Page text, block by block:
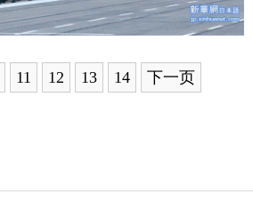
11 12 13 14 下一页